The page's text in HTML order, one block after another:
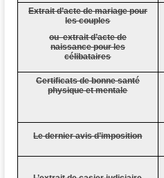
Extrait d’acte de mariage pour
les couples
ou extrait d’acte de
naissance pour les
célibataires
Certificats de bonne santé
physique et mentale
Le dernier avis d’imposition